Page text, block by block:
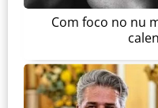
Com foco no nu